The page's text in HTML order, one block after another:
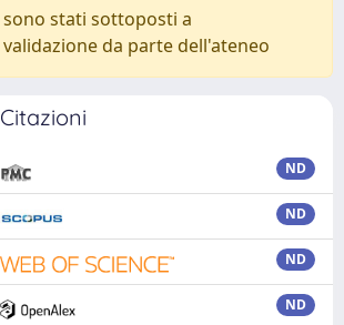
sono stati sottoposti a
validazione da parte dell'ateneo
Citazioni
ND
ND
ND
ND